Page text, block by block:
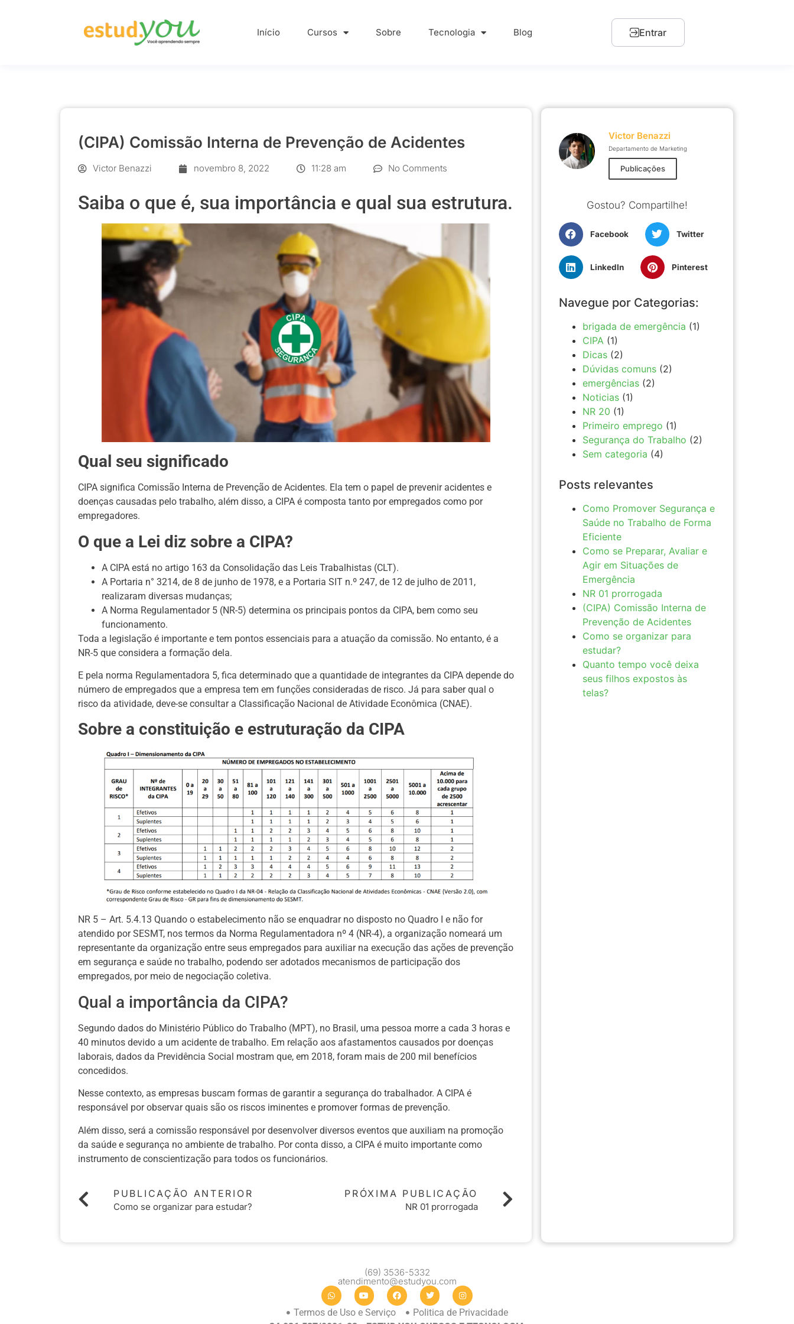
Início Cursos Sobre Tecnologia Blog Entrar
(CIPA) Comissão Interna de Prevenção de Acidentes
Victor Benazzi novembro 8, 2022 11:28 am No Comments
Saiba o que é, sua importância e qual sua estrutura.
Qual seu significado
CIPA significa Comissão Interna de Prevenção de Acidentes. Ela tem o papel de prevenir acidentes e
doenças causadas pelo trabalho, além disso, a CIPA é composta tanto por empregados como por
empregadores.
O que a Lei diz sobre a CIPA?
A CIPA está no artigo 163 da Consolidação das Leis Trabalhistas (CLT).
A Portaria n° 3214, de 8 de junho de 1978, e a Portaria SIT n.º 247, de 12 de julho de 2011,
realizaram diversas mudanças;
A Norma Regulamentador 5 (NR-5) determina os principais pontos da CIPA, bem como seu
funcionamento.
Toda a legislação é importante e tem pontos essenciais para a atuação da comissão. No entanto, é a
NR-5 que considera a formação dela.
E pela norma Regulamentadora 5, fica determinado que a quantidade de integrantes da CIPA depende do
número de empregados que a empresa tem em funções consideradas de risco. Já para saber qual o
risco da atividade, deve-se consultar a Classificação Nacional de Atividade Econômica (CNAE).
Sobre a constituição e estruturação da CIPA
NR 5 – Art. 5.4.13 Quando o estabelecimento não se enquadrar no disposto no Quadro I e não for
atendido por SESMT, nos termos da Norma Regulamentadora nº 4 (NR-4), a organização nomeará um
representante da organização entre seus empregados para auxiliar na execução das ações de prevenção
em segurança e saúde no trabalho, podendo ser adotados mecanismos de participação dos
empregados, por meio de negociação coletiva.
Qual a importância da CIPA?
Segundo dados do Ministério Público do Trabalho (MPT), no Brasil, uma pessoa morre a cada 3 horas e
40 minutos devido a um acidente de trabalho. Em relação aos afastamentos causados por doenças
laborais, dados da Previdência Social mostram que, em 2018, foram mais de 200 mil benefícios
concedidos.
Nesse contexto, as empresas buscam formas de garantir a segurança do trabalhador. A CIPA é
responsável por observar quais são os riscos iminentes e promover formas de prevenção.
Além disso, será a comissão responsável por desenvolver diversos eventos que auxiliam na promoção
da saúde e segurança no ambiente de trabalho. Por conta disso, a CIPA é muito importante como
instrumento de conscientização para todos os funcionários.
PUBLICAÇÃO ANTERIOR
Como se organizar para estudar?
PRÓXIMA PUBLICAÇÃO
NR 01 prorrogada
Victor Benazzi
Departamento de Marketing
Publicações
Gostou? Compartilhe!
Facebook Twitter
LinkedIn Pinterest
Navegue por Categorias:
brigada de emergência (1)
CIPA (1)
Dicas (2)
Dúvidas comuns (2)
emergências (2)
Noticias (1)
NR 20 (1)
Primeiro emprego (1)
Segurança do Trabalho (2)
Sem categoria (4)
Posts relevantes
Como Promover Segurança e
Saúde no Trabalho de Forma
Eficiente
Como se Preparar, Avaliar e
Agir em Situações de
Emergência
NR 01 prorrogada
(CIPA) Comissão Interna de
Prevenção de Acidentes
Como se organizar para
estudar?
Quanto tempo você deixa
seus filhos expostos às
telas?
(69) 3536-5332
atendimento@estudyou.com
Termos de Uso e Serviço
Politica de Privacidade